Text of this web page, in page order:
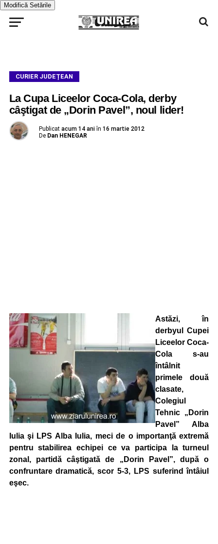
Modifică Setările
CURIER JUDEȚEAN
La Cupa Liceelor Coca-Cola, derby
câştigat de „Dorin Pavel”, noul lider!
Publicat acum 14 ani în 16 martie 2012
De Dan HENEGAR
Astăzi, în
derbyul Cupei
Liceelor Coca-
Cola s-au
întâlnit
primele două
clasate,
Colegiul
Tehnic „Dorin
Pavel” Alba
Iulia şi LPS Alba Iulia, meci de o importanţă extremă
pentru stabilirea echipei ce va participa la turneul
zonal, partidă câştigată de „Dorin Pavel”, după o
confruntare dramatică, scor 5-3, LPS suferind întâiul
eşec.